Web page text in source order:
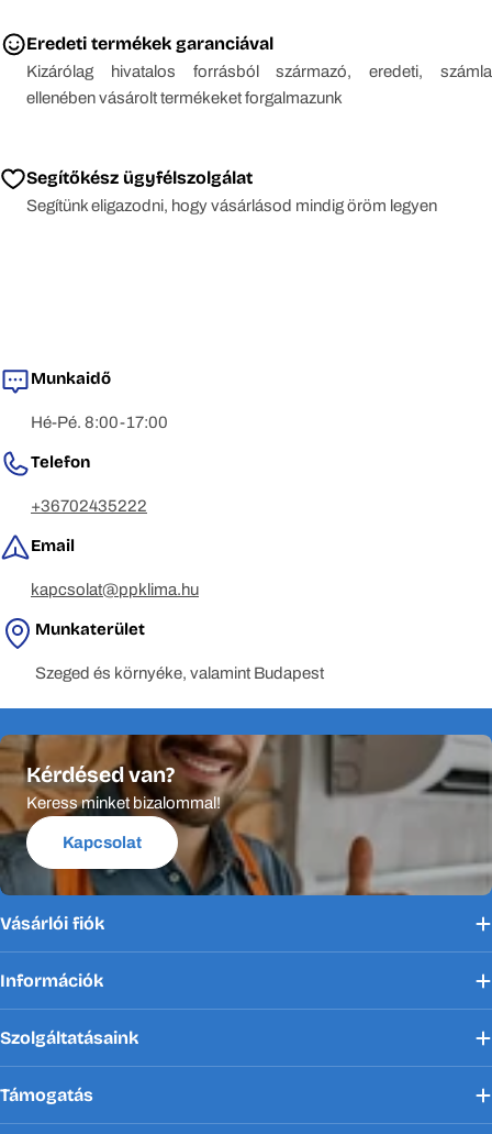
Eredeti termékek garanciával
Kizárólag hivatalos forrásból származó, eredeti, számla
ellenében vásárolt termékeket forgalmazunk
Segítőkész ügyfélszolgálat
Segítünk eligazodni, hogy vásárlásod mindig öröm legyen
Munkaidő
Hé-Pé. 8:00-17:00
Telefon
+36702435222
Email
kapcsolat@ppklima.hu
Munkaterület
Szeged és környéke, valamint Budapest
Kérdésed van?
Keress minket bizalommal!
Kapcsolat
Vásárlói fiók
Információk
Szolgáltatásaink
Támogatás